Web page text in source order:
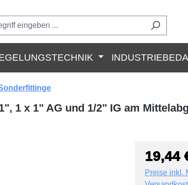
1 x 1" AG und 1/2" IG am
19,44
Preise inkl.